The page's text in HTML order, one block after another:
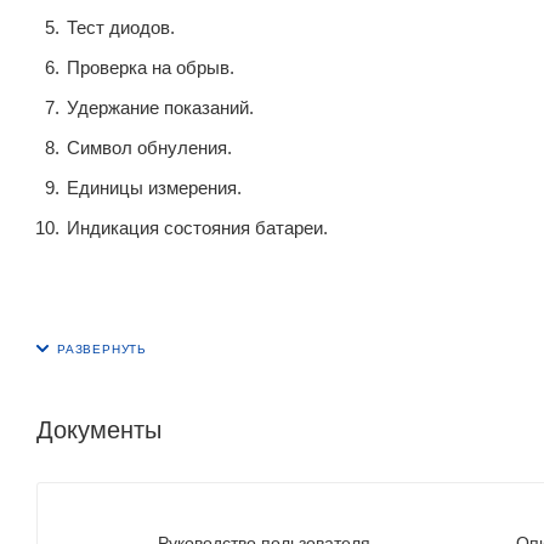
Тест диодов.
Проверка на обрыв.
Удержание показаний.
Символ обнуления.
Единицы измерения.
Индикация состояния батареи.
Документы